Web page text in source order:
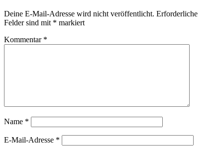
Deine E-Mail-Adresse wird nicht veröffentlicht. Erforderliche
Felder sind mit * markiert
Kommentar *
Name *
E-Mail-Adresse *